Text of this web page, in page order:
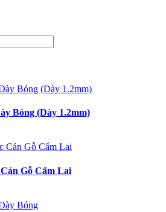
Bóng (Dày 1.2mm)
Gỗ Cẩm Lai